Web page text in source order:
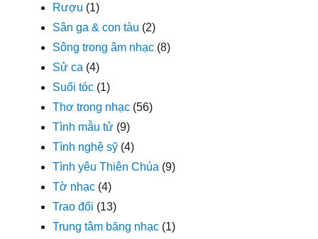
Rượu (1)
Sân ga & con tàu (2)
Sông trong âm nhạc (8)
Sử ca (4)
Suối tóc (1)
Thơ trong nhạc (56)
Tình mẫu tử (9)
Tình nghệ sỹ (4)
Tình yêu Thiên Chúa (9)
Tờ nhạc (4)
Trao đổi (13)
Trung tâm băng nhạc (1)